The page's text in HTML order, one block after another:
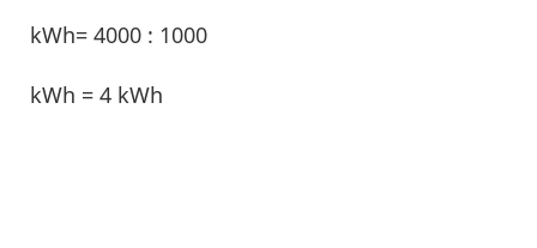
kWh= 4000 : 1000
kWh = 4 kWh